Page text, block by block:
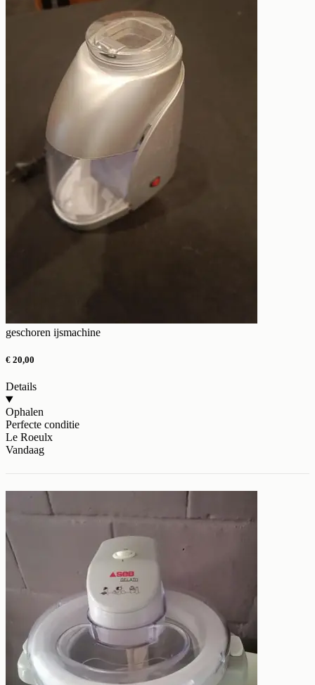
geschoren ijsmachine
€ 20,00
Details
Ophalen
Perfecte conditie
Le Roeulx
Vandaag